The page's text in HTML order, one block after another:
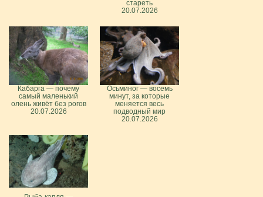
стареть
20.07.2026
Кабарга — почему
самый маленький
олень живёт без рогов
20.07.2026
Осьминог — восемь
минут, за которые
меняется весь
подводный мир
20.07.2026